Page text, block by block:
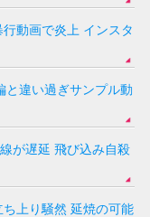
動画で炎上 インスタ
と違い過ぎサンプル動
が遅延 飛び込み自殺
上り騒然 延焼の可能